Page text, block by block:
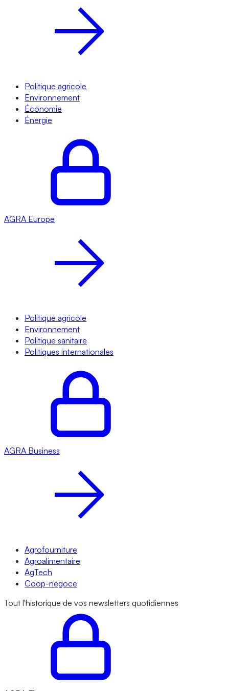
Politique agricole
Environnement
Économie
Énergie
AGRA Europe
Politique agricole
Environnement
Politique sanitaire
Politiques internationales
AGRA Business
Agrofourniture
Agroalimentaire
AgTech
Coop-négoce
Tout l'historique de vos newsletters quotidiennes